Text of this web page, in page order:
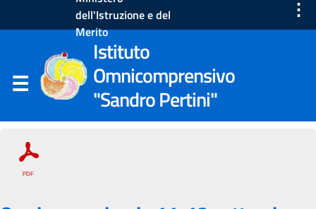
dell'Istruzione e del
Merito
⋮
Istituto
Omnicomprensivo
"Sandro Pertini"